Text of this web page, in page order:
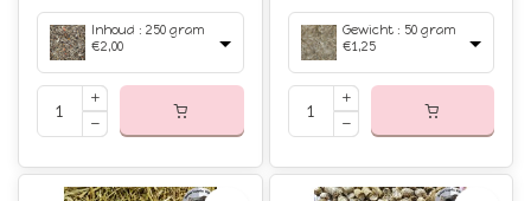
Inhoud : 250 gram
€2,00
Gewicht : 50 gram
€1,25